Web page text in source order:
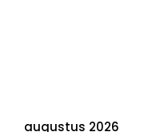
augustus 2026